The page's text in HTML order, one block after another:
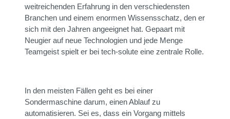
weitreichenden Erfahrung in den verschiedensten
Branchen und einem enormen Wissensschatz, den er
sich mit den Jahren angeeignet hat. Gepaart mit
Neugier auf neue Technologien und jede Menge
Teamgeist spielt er bei tech-solute eine zentrale Rolle.
In den meisten Fällen geht es bei einer
Sondermaschine darum, einen Ablauf zu
automatisieren. Sei es, dass ein Vorgang mittels